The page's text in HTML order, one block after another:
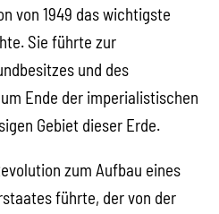
von 1949 das wichtigste
Sie führte zur
und des
Ende der imperialistischen
Gebiet dieser Erde.
zum Aufbau eines
führte, der von der